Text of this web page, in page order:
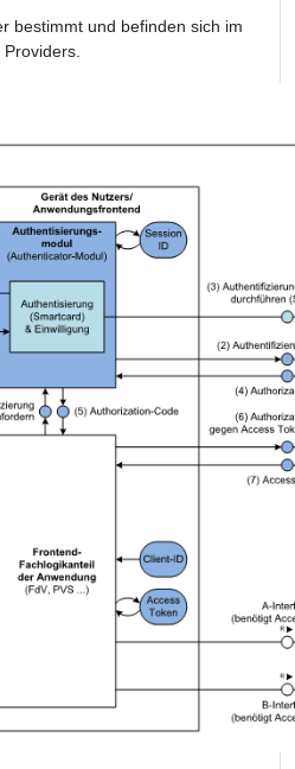
bestimmt und befinden sich im